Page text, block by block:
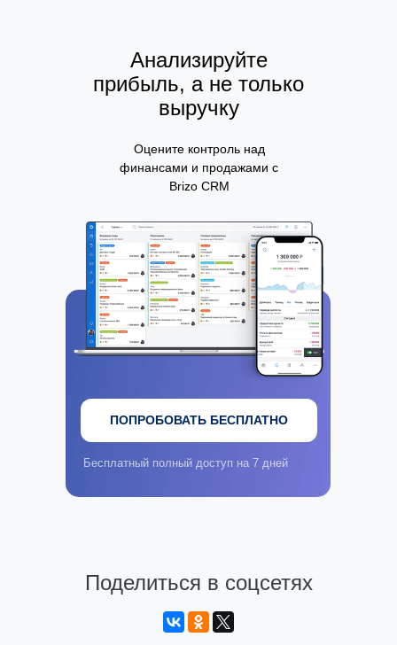
Оцените контроль над
финансами и продажами с
Brizo CRM
Анализируйте
прибыль, а не только
выручку
Бесплатный полный доступ на 7 дней
ПОПРОБОВАТЬ БЕСПЛАТНО
Поделиться в соцсетях